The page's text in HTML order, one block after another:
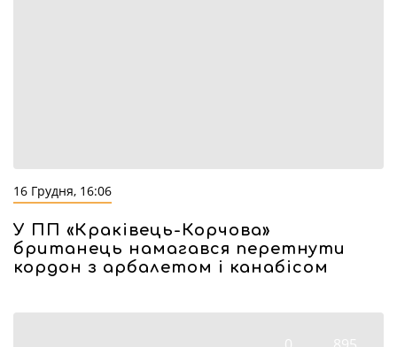
16 Грудня, 16:06
У ПП «Краківець-Корчова»
британець намагався перетнути
кордон з арбалетом і канабісом